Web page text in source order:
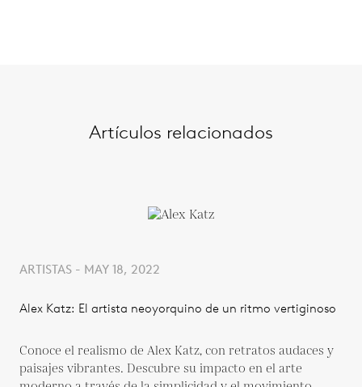
Artículos relacionados
ARTISTAS - MAY 18, 2022
Alex Katz: El artista neoyorquino de un ritmo vertiginoso
Conoce el realismo de Alex Katz, con retratos audaces y
paisajes vibrantes. Descubre su impacto en el arte